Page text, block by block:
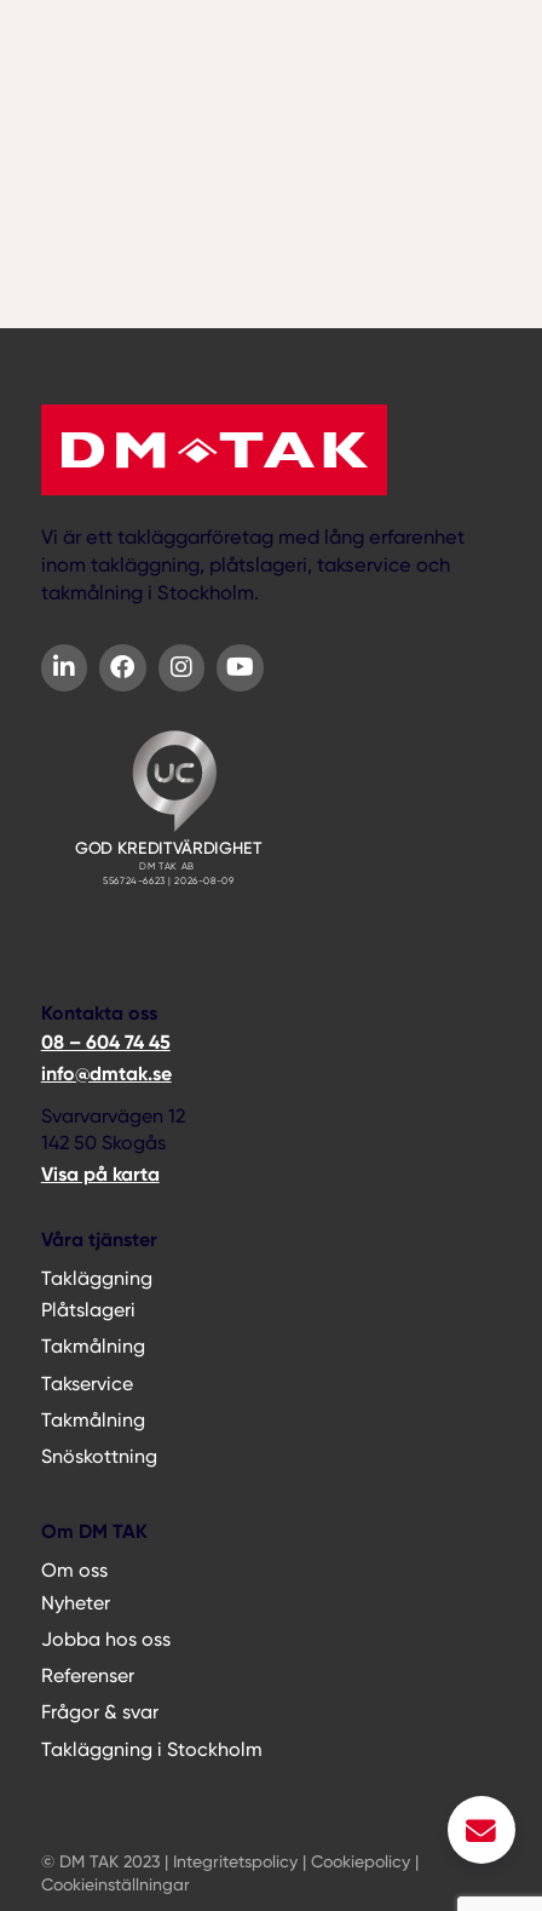
Vi är ett takläggarföretag med lång erfarenhet
inom takläggning, plåtslageri, takservice och
takmålning i Stockholm.
Kontakta oss
08 – 604 74 45
info@dmtak.se
Svarvarvägen 12
142 50 Skogås
Visa på karta
Våra tjänster
Takläggning
Plåtslageri
Takmålning
Takservice
Takmålning
Snöskottning
Om DM TAK
Om oss
Nyheter
Jobba hos oss
Referenser
Frågor & svar
Takläggning i Stockholm
© DM TAK 2023 | Integritetspolicy| Cookiepolicy|
Cookieinställningar